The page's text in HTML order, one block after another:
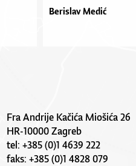
Berislav Medić
Fra Andrije Kačića Miošića 26
HR-10000 Zagreb
tel: +385 (0)1 4639 222
faks: +385 (0)1 4828 079